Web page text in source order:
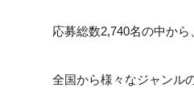
応募総数2,740名の中か
全国から様々なジャンル